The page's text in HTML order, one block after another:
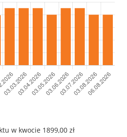
w kwocie 1899,00 zł